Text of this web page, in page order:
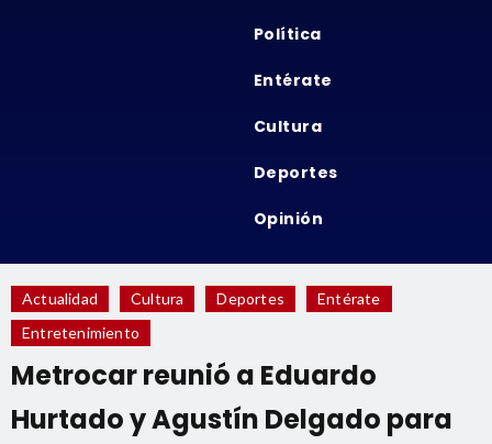
Política
Entérate
Cultura
Deportes
Opinión
Actualidad Cultura Deportes
Entérate
Entretenimiento
Metrocar reunió a Eduardo
Hurtado y Agustín Delgado para